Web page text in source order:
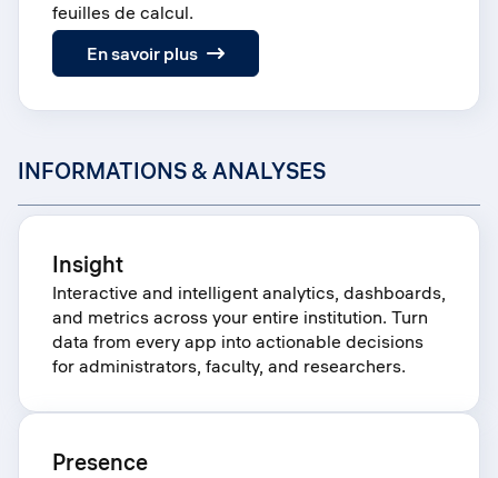
feuilles de calcul.
En savoir plus:
Schedule
INFORMATIONS & ANALYSES
Insight
Interactive and intelligent analytics, dashboards,
and metrics across your entire institution. Turn
data from every app into actionable decisions
for administrators, faculty, and researchers.
Presence